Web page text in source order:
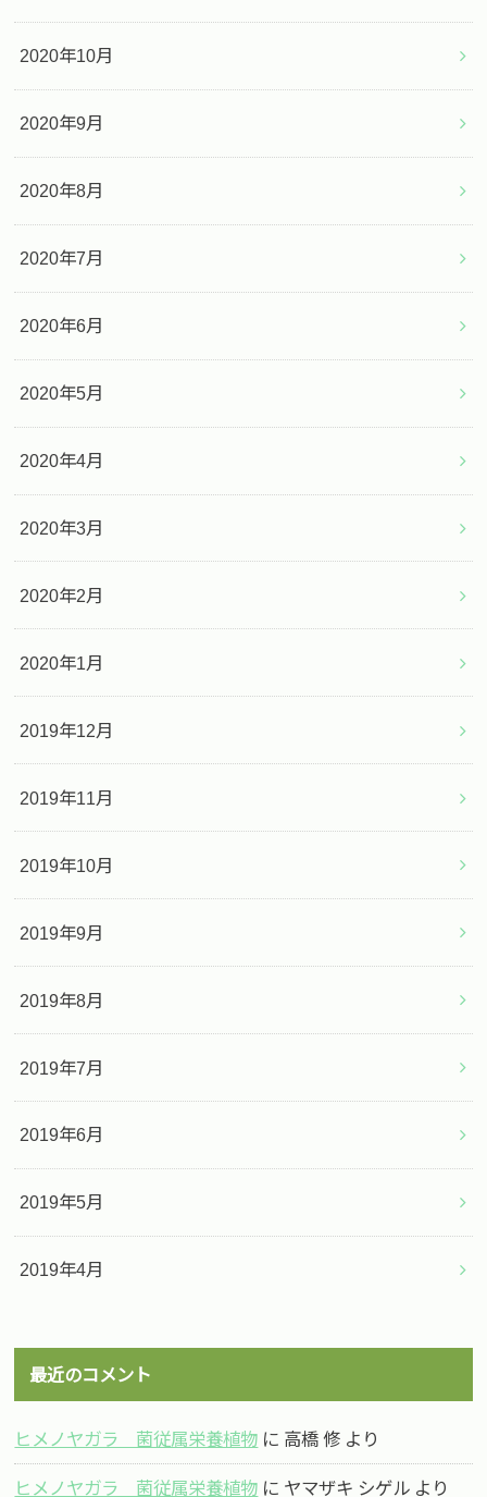
2020年10月
2020年9月
2020年8月
2020年7月
2020年6月
2020年5月
2020年4月
2020年3月
2020年2月
2020年1月
2019年12月
2019年11月
2019年10月
2019年9月
2019年8月
2019年7月
2019年6月
2019年5月
2019年4月
最近のコメント
ヒメノヤガラ 菌従属栄養植物 に 高橋 修 より
ヒメノヤガラ 菌従属栄養植物 に ヤマザキ シゲル より